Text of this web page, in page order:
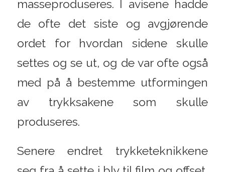
masseproduseres. I avisene hadde
de ofte det siste og avgjørende
ordet for hvordan sidene skulle
settes og se ut, og de var ofte også
med på å bestemme utformingen
av trykksakene som skulle
produseres.
Senere endret trykketeknikkene